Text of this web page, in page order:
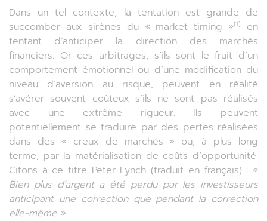
Dans un tel contexte, la tentation est grande de
succomber aux sirènes du « market timing »(1)
en
tentant d’anticiper la direction des marchés
financiers. Or ces arbitrages, s’ils sont le fruit d’un
comportement émotionnel ou d’une modification du
niveau d’aversion au risque, peuvent en réalité
s’avérer souvent coûteux s’ils ne sont pas réalisés
avec une extrême rigueur. Ils peuvent
potentiellement se traduire par des pertes réalisées
dans des « creux de marchés » ou, à plus long
terme, par la matérialisation de coûts d’opportunité.
Citons à ce titre Peter Lynch (traduit en français) : «
Bien plus d’argent a été perdu par les investisseurs
anticipant une correction que pendant la correction
elle-même ».